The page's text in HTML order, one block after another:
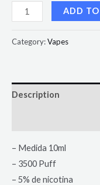
ADD
Category:Vapes
Description
– Medida 10ml
– 3500 Puff
– 5% de nicotina